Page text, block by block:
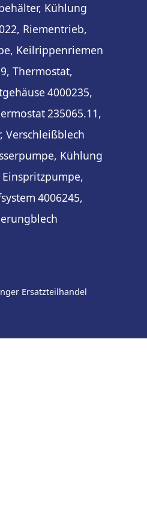
Kühlung
Riementrieb,
Keilrippenriemen
Thermostat,
4000235,
235065.11,
Verschleißblech
Kühlung
Einspritzpumpe,
4006245,
Ersatzteilhandel